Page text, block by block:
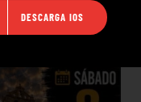
DESCARGA IOS